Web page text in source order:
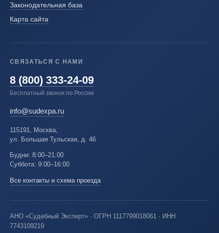
Законодательная база
Карта сайта
СВЯЗАТЬСЯ С НАМИ
8 (800) 333-24-09
Бесплатный звонок по России
info@sudexpa.ru
115191, Москва,
ул. Большая Тульская, д. 46
Будни: 8:00–21:00
Суббота: 9:00–16:00
Все контакты и схема проезда
АНО «Судебный Эксперт» · ОГРН 1117799018061 · ИНН
7743109219